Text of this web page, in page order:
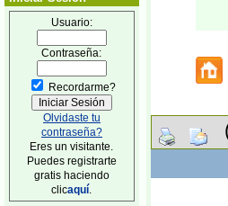
Usuario:
Contraseña:
Recordarme?
Olvidaste tu
contraseña?
Eres un visitante.
Puedes registrarte
gratis haciendo
clicaquí